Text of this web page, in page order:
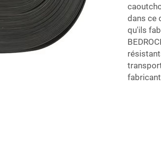
dans ce
qu'ils